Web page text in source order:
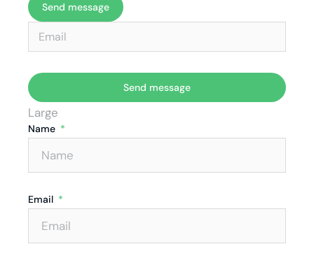
Send message
Send message
Large
Name
Email